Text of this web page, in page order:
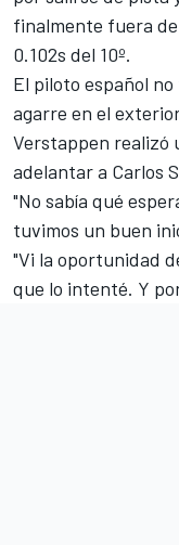
finalmente fuera de
0.102s del 10º.
El piloto español
agarre en el
Verstappen realizó
adelantar a Carlos
"No sabía qué
tuvimos un buen
"Vi la oportunidad
que lo intenté. Y